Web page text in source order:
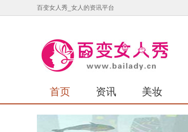
百变女人秀_女人的资讯平台
首页 资讯 美妆